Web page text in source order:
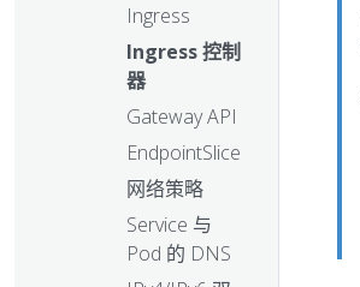
Ingress
Ingress 控制
器
Gateway API
EndpointSlice
网络策略
Service 与
Pod 的 DNS